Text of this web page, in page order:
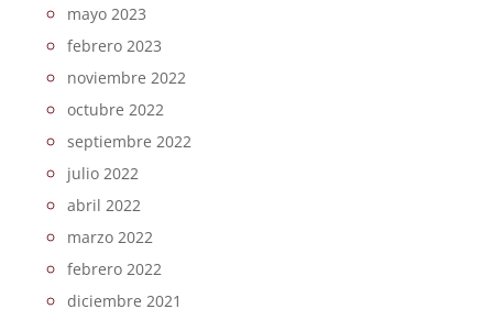
mayo 2023
febrero 2023
noviembre 2022
octubre 2022
septiembre 2022
julio 2022
abril 2022
marzo 2022
febrero 2022
diciembre 2021